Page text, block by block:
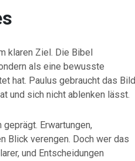
klaren Ziel. Die Bibel
als eine bewusste
hat. Paulus gebraucht das Bild
und sich nicht ablenken lässt.
Erwartungen,
Blick verengen. Doch wer das
und Entscheidungen